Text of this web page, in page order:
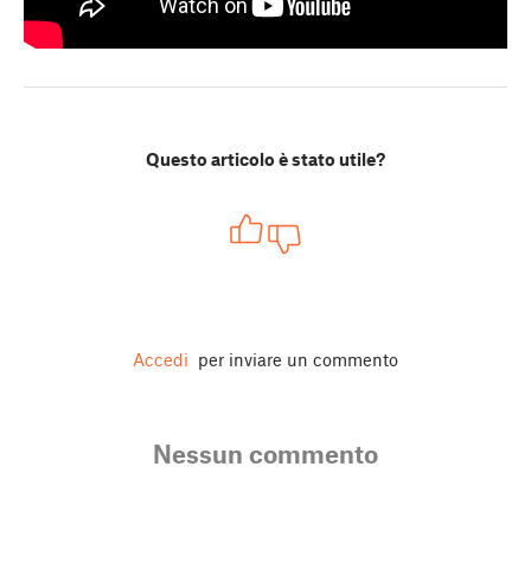
Questo articolo è stato utile?
Accedi per inviare un commento
Nessun commento